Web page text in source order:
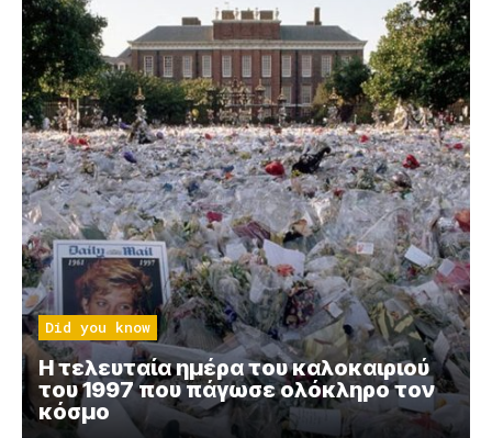
Did you know
Η τελευταία ημέρα του καλοκαιριού
του 1997 που πάγωσε ολόκληρο τον
κόσμο